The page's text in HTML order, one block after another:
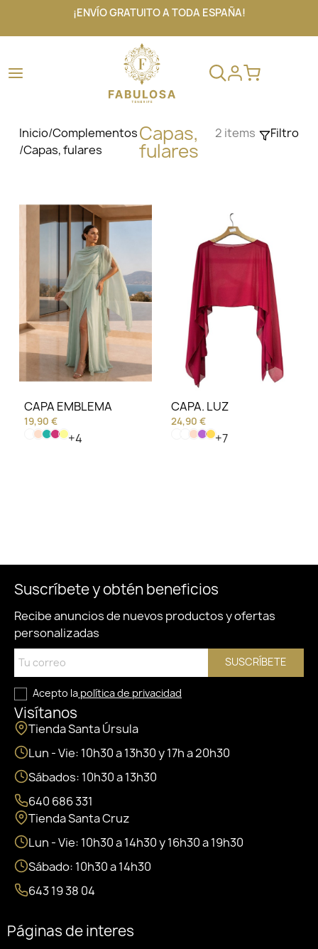
¡ENVÍO GRATUITO A TODA ESPAÑA!
Inicio/Complementos
/Capas, fulares
Capas,
fulares
2 items Filtro
CAPA EMBLEMA
19,90 €
+4
CAPA. LUZ
24,90 €
+7
Suscríbete y obtén beneficios
Recibe anuncios de nuevos productos y ofertas
personalizadas
SUSCRÍBETE
Acepto la política de privacidad
Visítanos
Tienda Santa Úrsula
Lun - Vie: 10h30 a 13h30 y 17h a 20h30
Sábados: 10h30 a 13h30
640 686 331
Tienda Santa Cruz
Lun - Vie: 10h30 a 14h30 y 16h30 a 19h30
Sábado: 10h30 a 14h30
643 19 38 04
Páginas de interes